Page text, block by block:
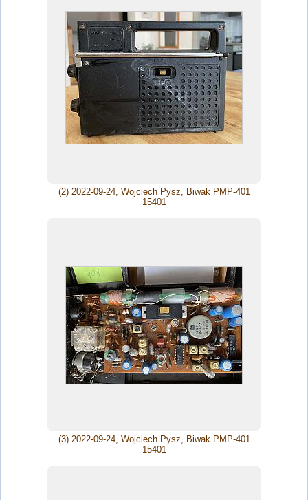
(2) 2022-09-24, Wojciech Pysz, Biwak PMP-401
15401
(3) 2022-09-24, Wojciech Pysz, Biwak PMP-401
15401